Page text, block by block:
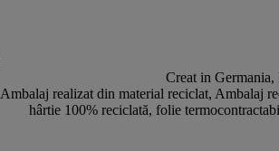
Creat in
Ambalaj realizat din material reciclat, Ambalaj
hârtie 100% reciclată, folie